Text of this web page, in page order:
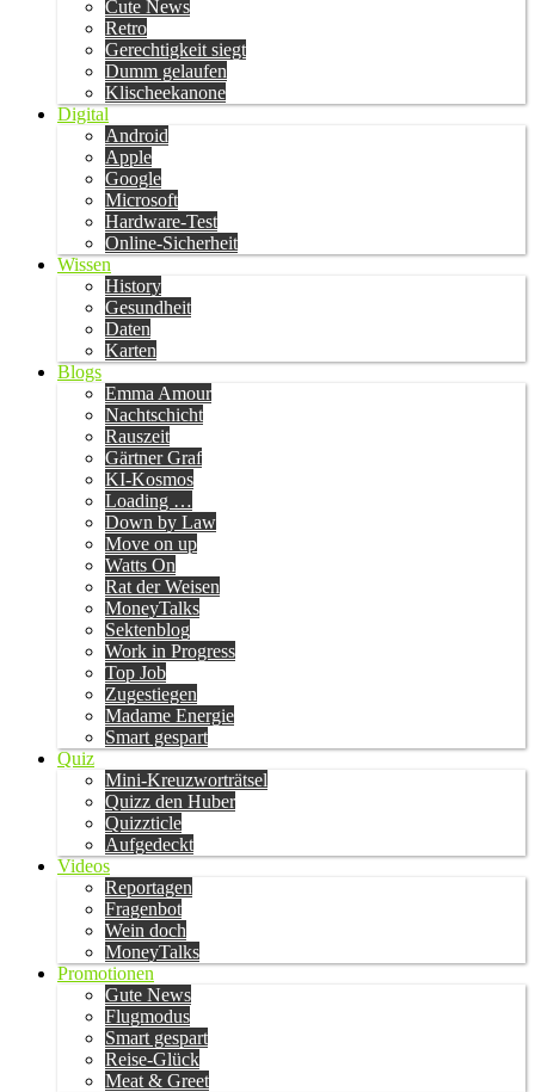
Cute News
Retro
Gerechtigkeit siegt
Dumm gelaufen
Klischeekanone
Digital
Android
Apple
Google
Microsoft
Hardware-Test
Online-Sicherheit
Wissen
History
Gesundheit
Daten
Karten
Blogs
Emma Amour
Nachtschicht
Rauszeit
Gärtner Graf
KI-Kosmos
Loading …
Down by Law
Move on up
Watts On
Rat der Weisen
MoneyTalks
Sektenblog
Work in Progress
Top Job
Zugestiegen
Madame Energie
Smart gespart
Quiz
Mini-Kreuzworträtsel
Quizz den Huber
Quizzticle
Aufgedeckt
Videos
Reportagen
Fragenbot
Wein doch
MoneyTalks
Promotionen
Gute News
Flugmodus
Smart gespart
Reise-Glück
Meat & Greet